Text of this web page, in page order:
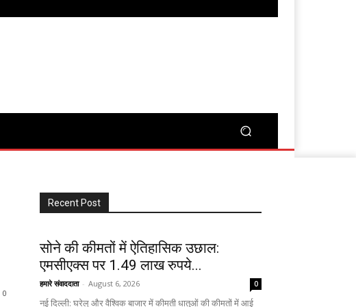
0
Recent Post
सोने की कीमतों में ऐतिहासिक उछाल:
एमसीएक्स पर 1.49 लाख रुपये...
हमारे संवाददाता - August 6, 2026 0
नई दिल्ली: घरेलू और वैश्विक बाजार में कीमती धातुओं की कीमतों में आई